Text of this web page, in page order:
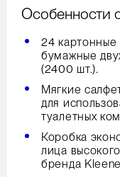
Особенности
24 картонные
бумажные
(2400 шт.).
Мягкие
для
туалетных
Коробка
лица
бренда